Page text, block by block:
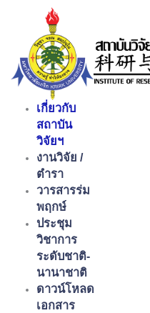
เกี่ยวกับ
สถาบัน
วิจัยฯ
งานวิจัย /
ตำรา
วารสารร่ม
พฤกษ์
ประชุม
วิชาการ
ระดับชาติ-
นานาชาติ
ดาวน์โหลด
เอกสาร